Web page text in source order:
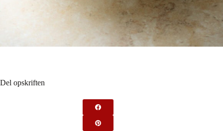
Del opskriften